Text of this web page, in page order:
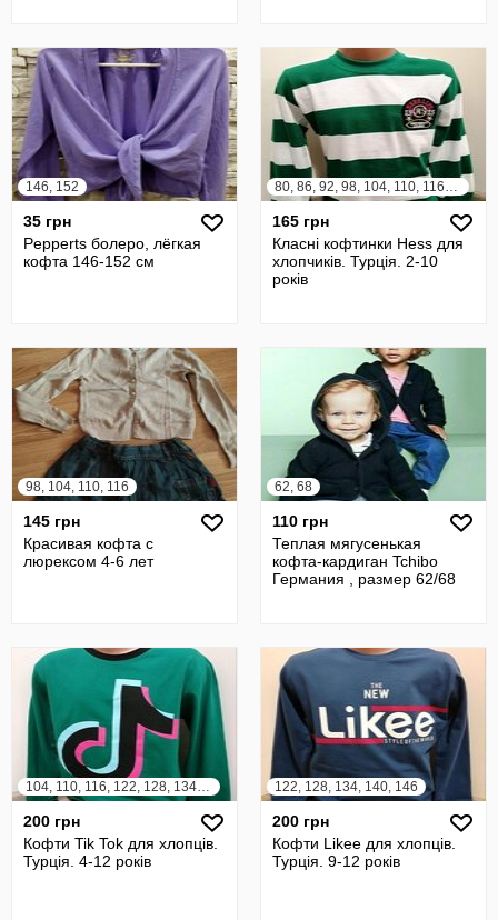
146, 152
35 грн
Pepperts болеро, лёгкая
кофта 146-152 см
80, 86, 92, 98, 104, 110, 116, 122, 128
165 грн
Класні кофтинки Hess для
хлопчиків. Турція. 2-10
років
98, 104, 110, 116
145 грн
Красивая кофта с
люрексом 4-6 лет
62, 68
110 грн
Теплая мягусенькая
кофта-кардиган Tchibo
Германия , размер 62/68
104, 110, 116, 122, 128, 134, 140, 146
200 грн
Кофти Tik Tok для хлопців.
Турція. 4-12 років
122, 128, 134, 140, 146
200 грн
Кофти Likee для хлопців.
Турція. 9-12 років